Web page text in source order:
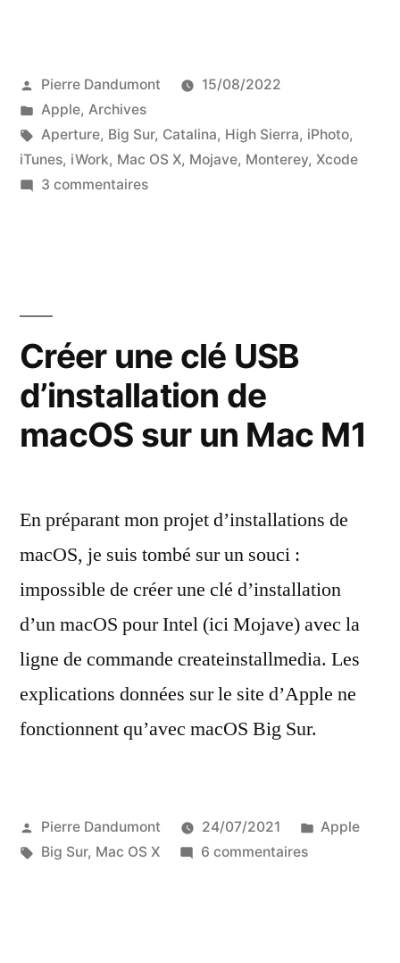
Publié
par
Pierre Dandumont
15/08/2022
Publié
dans
Apple, Archives
Étiquettes :
Aperture, Big Sur, Catalina, High Sierra, iPhoto,
iTunes, iWork, Mac OS X, Mojave, Monterey, Xcode
3 commentairessur
sur
les
nouveaux
OS
Créer une clé USB
d’installation de
macOS sur un Mac M1
En préparant mon projet d’installations de
macOS, je suis tombé sur un souci :
impossible de créer une clé d’installation
d’un macOS pour Intel (ici Mojave) avec la
ligne de commande createinstallmedia. Les
explications données sur le site d’Apple ne
fonctionnent qu’avec macOS Big Sur.
Publié
par
Pierre Dandumont 24/07/2021
Publié
Apple
Étiquettes :
Big Sur, Mac OS X 6 commentairessur